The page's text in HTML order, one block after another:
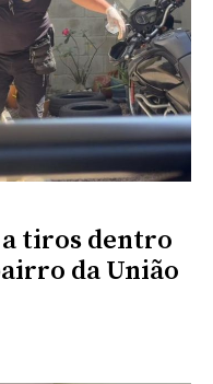
tiros dentro
da União